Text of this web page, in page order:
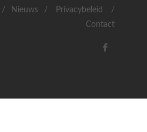
/ Nieuws / Privacybeleid
/
Contact